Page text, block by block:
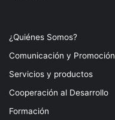
¿Quiénes Somos?
Comunicación y Promoción
Servicios y productos
Cooperación al Desarrollo
Formación